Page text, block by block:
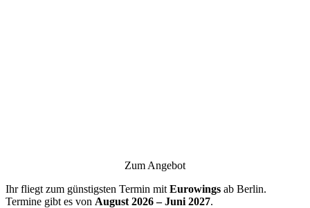
Zum Angebot
Ihr fliegt zum günstigsten Termin mit Eurowings ab Berlin.
Termine gibt es von August 2026 – Juni 2027.